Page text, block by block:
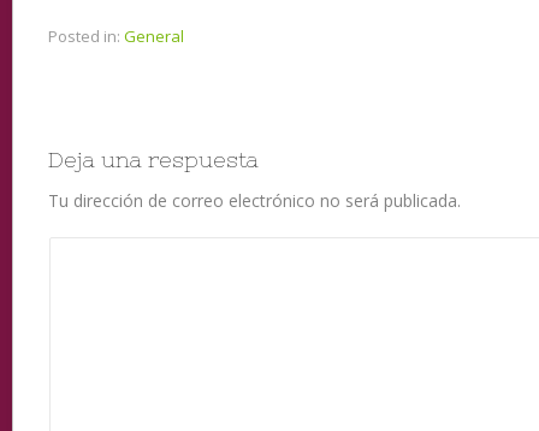
Posted in: General
Deja una respuesta
Tu dirección de correo electrónico no será publicada.